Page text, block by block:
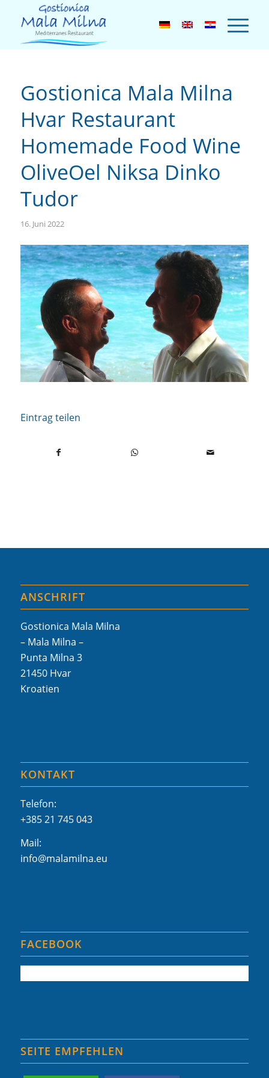
Gostionica Mala Milna
Hvar Restaurant
Homemade Food Wine
OliveOel Niksa Dinko
Tudor
16. Juni 2022
Eintrag teilen
ANSCHRIFT
Gostionica Mala Milna
– Mala Milna –
Punta Milna 3
21450 Hvar
Kroatien
KONTAKT
Telefon:
+385 21 745 043
Mail:
info@malamilna.eu
FACEBOOK
SEITE EMPFEHLEN